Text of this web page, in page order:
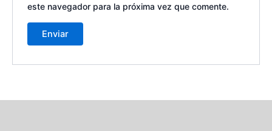
este navegador para la próxima vez que comente.